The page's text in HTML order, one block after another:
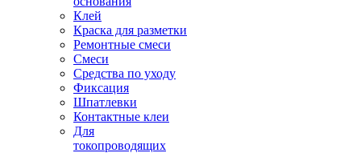
Клей
Краска для разметки
Ремонтные смеси
Смеси
Средства по уходу
Фиксация
Шпатлевки
Контактные клеи
Для
токопроводящих